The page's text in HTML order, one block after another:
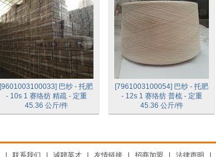
[9601003100033] 巴纱 - 托肥
- 10s 1 赛络纺 精疏 - 定重
45.36 公斤/件
[7961003100054] 巴纱 - 托肥
- 12s 1 赛络纺 普梳 - 定重
45.36 公斤/件
联系我们 诚聘英才 友情链接 招商加盟 法律声明